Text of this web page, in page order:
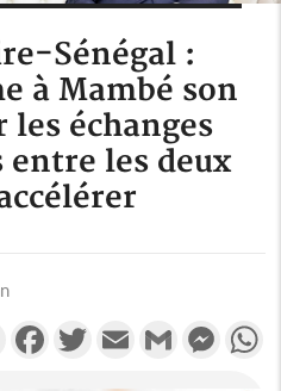
Sénégal :
à Mambé son
les échanges
entre les deux
PartagerFacebookTwitterEmail Gmail